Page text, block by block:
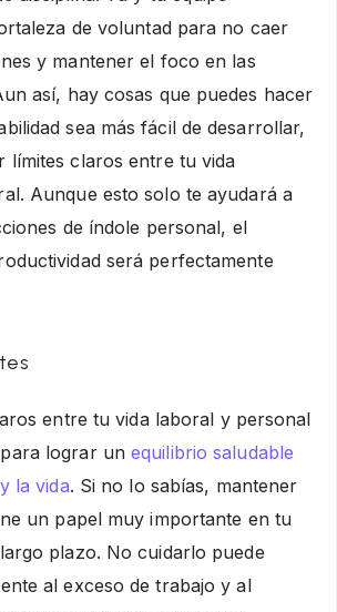
de voluntad para no caer
y mantener el foco en las
así, hay cosas que puedes hacer
sea más fácil de desarrollar,
límites claros entre tu vida
Aunque esto solo te ayudará a
de índole personal, el
será perfectamente
entre tu vida laboral y personal
lograr unequilibrio saludable
la vida. Si no lo sabías, mantener
un papel muy importante en tu
plazo. No cuidarlo puede
al exceso de trabajo y al